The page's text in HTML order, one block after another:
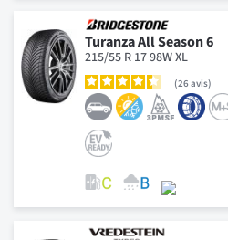
Turanza All Season 6
215/55 R 17 98W XL
26avis